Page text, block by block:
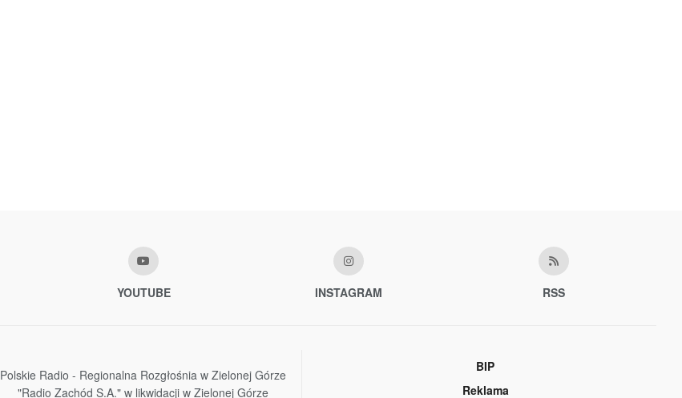
YOUTUBE INSTAGRAM RSS
Polskie Radio - Regionalna Rozgłośnia w Zielonej Górze
"Radio Zachód S.A." w likwidacji w Zielonej Górze
BIP
Reklama